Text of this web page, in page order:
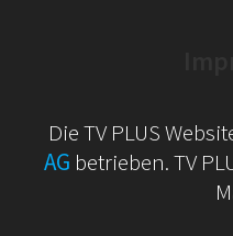
Die TV PLUS
AG betrieben. TV